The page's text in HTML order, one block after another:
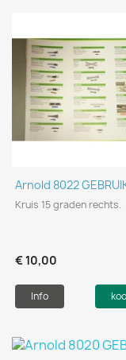
Arnold 8022
Kruis 15 graden
€ 10,00
Info